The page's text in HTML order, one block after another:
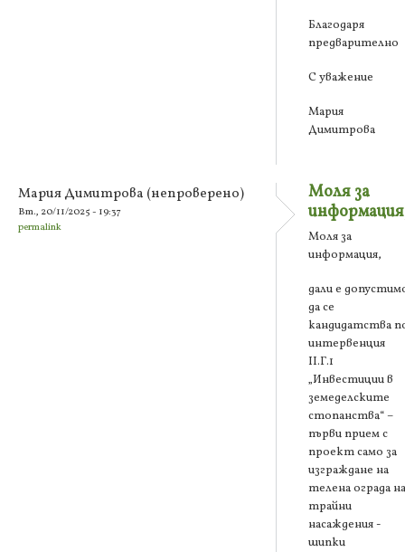
Благодаря
предварително
С уважение
Мария
Димитрова
Мария Димитрова (непроверено)
Вт., 20/11/2025 - 19:37
permalink
Моля за
Моля за
информация,
дали е
да се
кандидатства
интервенция
ІІ.Г.1
„Инвестиции в
земеделските
стопанства“ –
първи прием с
проект само за
изграждане на
телена ограда на
трайни
насаждения -
шипки